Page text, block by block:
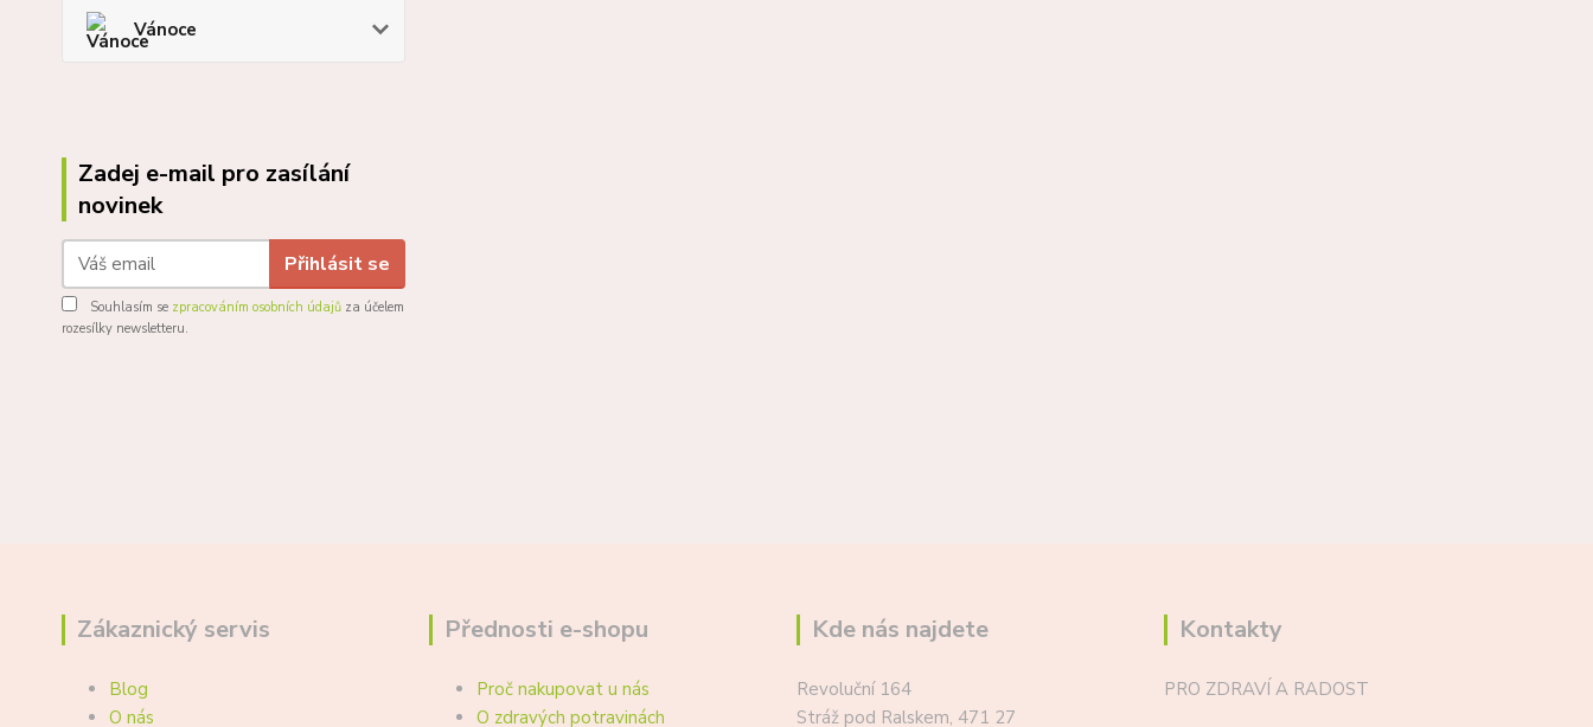
Vánoce
Zadej e-mail pro zasílání
novinek
Přihlásit se
Souhlasím se zpracováním osobních údajů za účelem
rozesílky newsletteru.
Zákaznický servis
Blog
O nás
Přednosti e-shopu
Proč nakupovat u nás
O zdravých potravinách
Kde nás najdete
Revoluční 164
Stráž pod Ralskem, 471 27
Kontakty
PRO ZDRAVÍ A RADOST